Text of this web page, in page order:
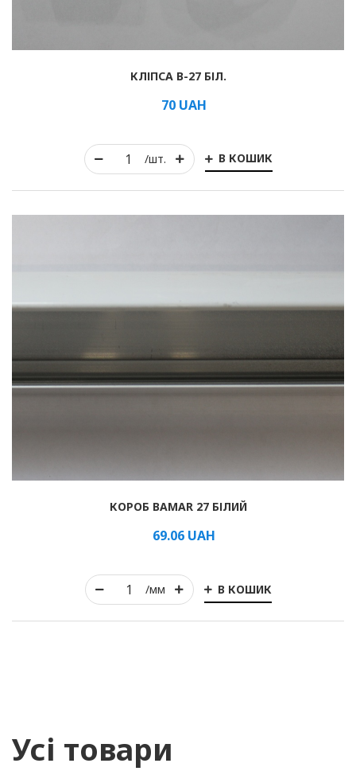
/шт. В КОШИК
КЛІПСА B-27 БІЛ.
70UAH
/мм В КОШИК
КОРОБ BAMAR 27 БІЛИЙ
69.06UAH
Усі товари